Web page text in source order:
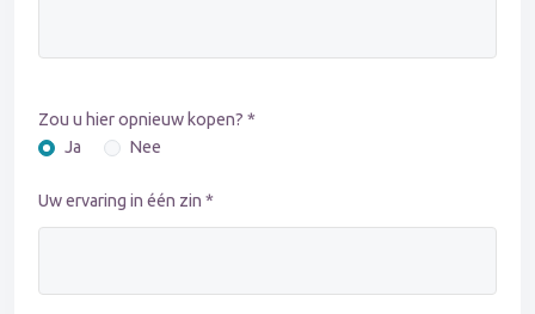
Zou u hier opnieuw kopen? *
Ja
Nee
Uw ervaring in één zin *